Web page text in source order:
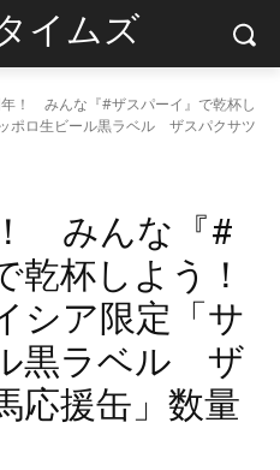
イムズ
！ みんな『#ザスパーイ』で乾杯し
ポロ生ビール黒ラベル ザスパクサツ
みんな『#
乾杯しよう！
シア限定「サ
黒ラベル ザ
応援缶」数量